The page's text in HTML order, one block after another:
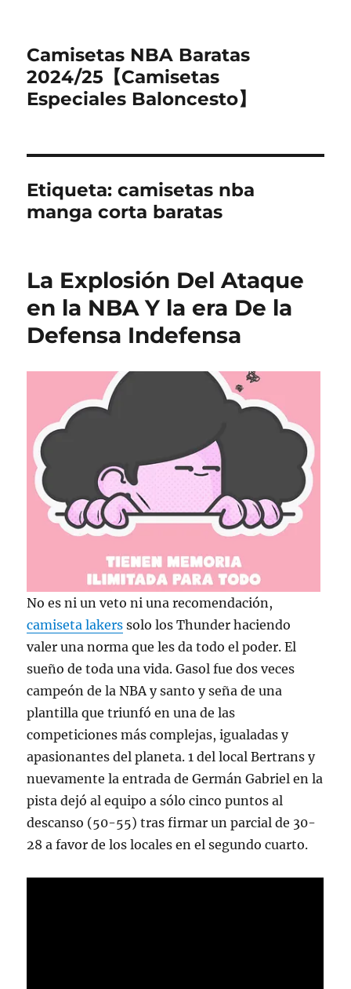
Camisetas NBA Baratas
2024/25【Camisetas
Especiales Baloncesto】
Etiqueta:camisetas nba
manga corta baratas
La Explosión Del Ataque
en la NBA Y la era De la
Defensa Indefensa
No es ni un veto ni una recomendación,
camiseta lakers solo los Thunder haciendo
valer una norma que les da todo el poder. El
sueño de toda una vida. Gasol fue dos veces
campeón de la NBA y santo y seña de una
plantilla que triunfó en una de las
competiciones más complejas, igualadas y
apasionantes del planeta. 1 del local Bertrans y
nuevamente la entrada de Germán Gabriel en la
pista dejó al equipo a sólo cinco puntos al
descanso (50-55) tras firmar un parcial de 30-
28 a favor de los locales en el segundo cuarto.